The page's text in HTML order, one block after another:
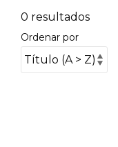
0 resultados
Ordenar por